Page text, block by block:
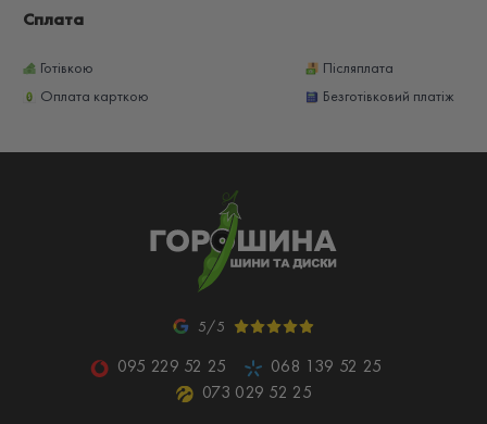
Сплата
Готівкою
Післяплата
Оплата карткою
Безготівковий платіж
5/5
095 229 52 25
068 139 52 25
073 029 52 25